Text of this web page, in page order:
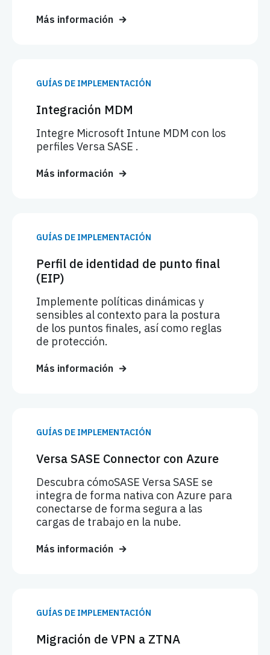
Más información
GUÍAS DE IMPLEMENTACIÓN
Integración MDM
Integre Microsoft Intune MDM con los
perfiles Versa SASE .
Más información
GUÍAS DE IMPLEMENTACIÓN
Perfil de identidad de punto final
(EIP)
Implemente políticas dinámicas y
sensibles al contexto para la postura
de los puntos finales, así como reglas
de protección.
Más información
GUÍAS DE IMPLEMENTACIÓN
Versa SASE Connector con Azure
Descubra cómoSASE Versa SASE se
integra de forma nativa con Azure para
conectarse de forma segura a las
cargas de trabajo en la nube.
Más información
GUÍAS DE IMPLEMENTACIÓN
Migración de VPN a ZTNA